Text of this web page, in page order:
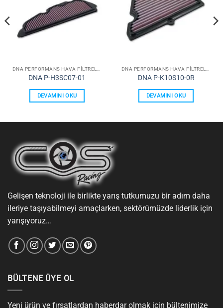
DNA P-H3SC07-01
DEVAMINI OKU
DNA P-K10S10-0R
DEVAMINI OKU
Gelişen teknoloji ile birlikte yarış tutkumuzu bir adım daha
ileriye taşıyabilmeyi amaçlarken, sektörümüzde liderlik için
yarışıyoruz…
BÜLTENE ÜYE OL
Yeni ürün ve fırsatlardan haberdar olmak için bültenimize